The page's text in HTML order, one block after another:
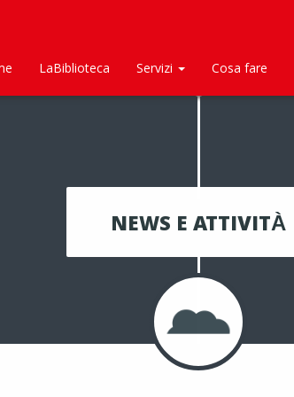
LaBiblioteca Servizi Cosa fare
NEWS E ATTIVITÀ